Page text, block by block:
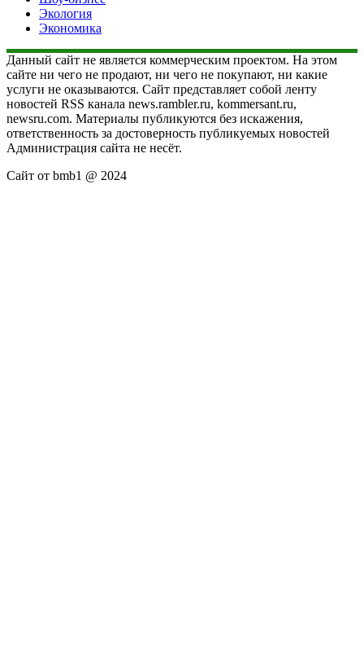
Экология
Экономика
Данный сайт не является коммерческим проектом. На этом
сайте ни чего не продают, ни чего не покупают, ни какие
услуги не оказываются. Сайт представляет собой ленту
новостей RSS канала news.rambler.ru, kommersant.ru,
newsru.com. Материалы публикуются без искажения,
ответственность за достоверность публикуемых новостей
Администрация сайта не несёт.
Сайт от bmb1 @ 2024